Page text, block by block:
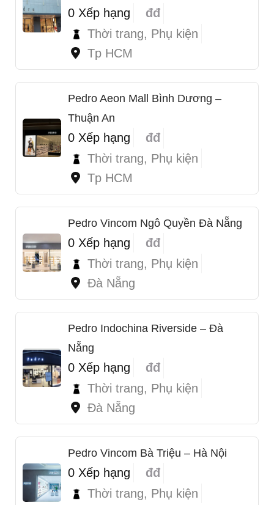
0 Xếp hạng
đđ
Thời trang, Phụ kiện
Tp HCM
Pedro Aeon Mall Bình Dương –
Thuận An
0 Xếp hạng
đđ
Thời trang, Phụ kiện
Tp HCM
Pedro Vincom Ngô Quyền Đà Nẵng
0 Xếp hạng
đđ
Thời trang, Phụ kiện
Đà Nẵng
Pedro Indochina Riverside – Đà
Nẵng
0 Xếp hạng
đđ
Thời trang, Phụ kiện
Đà Nẵng
Pedro Vincom Bà Triệu – Hà Nội
0 Xếp hạng
đđ
Thời trang, Phụ kiện